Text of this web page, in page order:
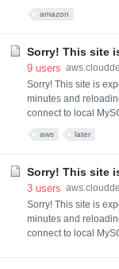
amazon
Sorry! This site
9 users
Sorry! This site is
minutes and
connect to local
aws later
Sorry! This site
3 users
Sorry! This site is
minutes and
connect to local